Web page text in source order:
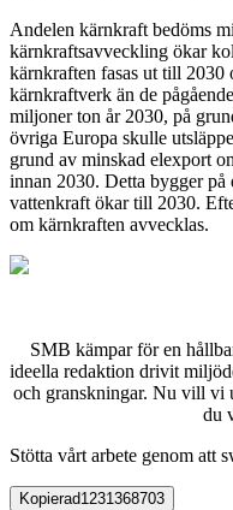
Andelen kärnkraft bedöms
kärnkraftsavveckling ökar
kärnkraften fasas ut till 2030
kärnkraftverk än de
miljoner ton år 2030, på
övriga Europa skulle
grund av minskad elexport
innan 2030. Detta bygger på
vattenkraft ökar till 2030.
om kärnkraften avvecklas.
SMB kämpar för en
ideella redaktion drivit
och granskningar. Nu vill vi
du
Stötta vårt arbete genom att
Kopierad1231368703